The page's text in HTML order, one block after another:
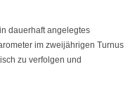
dauerhaft angelegtes
im zweijährigen Turnus
zu verfolgen und